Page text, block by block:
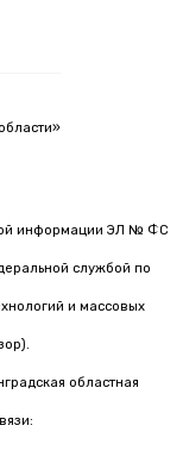
информации ЭЛ № ФС
службой по
и массовых
областная